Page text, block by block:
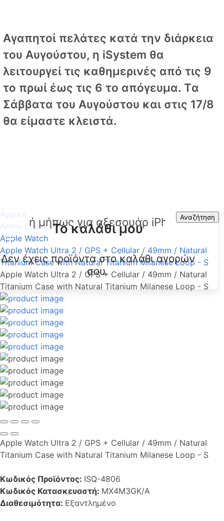
Αγαπητοί πελάτες κατά την διάρκεια
του Αυγούστου, η iSystem θα
λειτουργεί τις καθημερινές από τις 9
το πρωί έως τις 6 το απόγευμα. Tα
Σάββατα του Αυγούστου και στις 17/8
θα είμαστε κλειστά.
Αναζήτηση
Το καλάθι μου
Δεν έχεις προϊόντα στο καλάθι αγορών
σου.
Αρχική
Apple Συσκευές
Apple Watch
Apple Watch Ultra 2 / GPS + Cellular / 49mm / Natural
Titanium Case with Natural Titanium Milanese Loop - S
Apple Watch Ultra 2 / GPS + Cellular / 49mm / Natural
Titanium Case with Natural Titanium Milanese Loop - S
Apple Watch Ultra 2 / GPS + Cellular / 49mm / Natural
Titanium Case with Natural Titanium Milanese Loop - S
Κωδικός Προϊόντος: ISQ-4806
Κωδικός Κατασκευαστή: MX4M3GK/A
Διαθεσιμότητα: Εξαντλημένο